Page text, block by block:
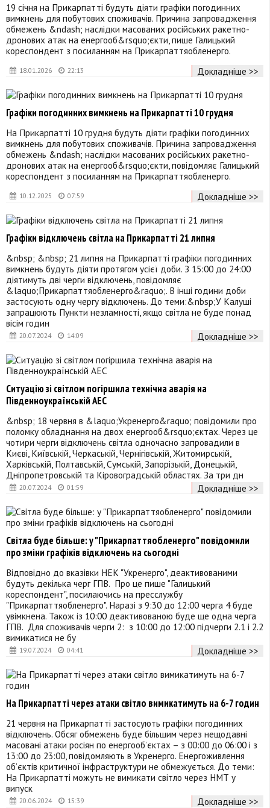
18.01.2026 22:13
19 січня на Прикарпатті будуть діяти графіки погодинних
вимкнень для побутових споживачів. Причина запровадження
обмежень &ndash; наслідки масованих російських ракетно-
дронових атак на енергооб&rsquo;єкти, пише Галицький
кореспондент з посиланням на Прикарпаттяобленерго.
Докладніше >>
10.12.2025 07:59
Графіки погодинних вимкнень на Прикарпатті 10 грудня
На Прикарпатті 10 грудня будуть діяти графіки погодинних
вимкнень для побутових споживачів. Причина запровадження
обмежень &ndash; наслідки масованих російських ракетно-
дронових атак на енергооб&rsquo;єкти, повідомляє Галицький
кореспондент з посиланням на Прикарпаттяобленерго.
Докладніше >>
20.07.2024 14:09
Графіки відключень світла на Прикарпатті 21 липня
&nbsp; &nbsp; 21 липня на Прикарпатті графіки погодинних
вимкнень будуть діяти протягом усієї доби. З 15:00 до 24:00
діятимуть дві черги відключень, повідомляє
&laquo;Прикарпаттяобленерго&raquo;. В інші години доби
застосують одну чергу відключень. До теми:&nbsp;У Калуші
запрацюють Пункти незламності, якщо світла не буде понад
вісім годин
Докладніше >>
20.07.2024 01:59
Ситуацію зі світлом погіршила технічна аварія на
Південноукраїнській АЕС
&nbsp; 18 червня в &laquo;Укренерго&raquo; повідомили про
поломку обладнання на двох енергооб&rsquo;єктах. Через це
чотири черги відключень світла одночасно запровадили в
Києві, Київській, Черкаській, Чернігівській, Житомирській,
Харківській, Полтавській, Сумській, Запорізькій, Донецькій,
Дніпропетровській та Кіровоградській областях. За три дн
Докладніше >>
19.07.2024 04:41
Світла буде більше: у "Прикарпаттяобленерго" повідомили
про зміни графіків відключень на сьогодні
Відповідно до вказівки НЕК "Укренерго", деактивованими
будуть декілька черг ГПВ. Про це пише "Галицький
кореспондент", посилаючись на пресслужбу
"Прикарпаттяобленерго". Наразі з 9:30 до 12:00 черга 4 буде
увімкнена. Також із 10:00 деактивованою буде ще одна черга
ГПВ. Для споживачів черги 2: з 10:00 до 12:00 підчерги 2.1 і 2.2
вимикатися не бу
Докладніше >>
20.06.2024 15:39
На Прикарпатті через атаки світло вимикатимуть на 6-7 годин
21 червня на Прикарпатті застосують графіки погодинних
відключень. Обсяг обмежень буде більшим через нещодавні
масовані атаки росіян по енергооб’єктах – з 00:00 до 06:00 і з
13:00 до 23:00, повідомляють в Укренерго. Енергоживлення
об’єктів критичної інфраструктури не обмежується. До теми:
На Прикарпатті можуть не вимикати світло через НМТ у
випуск
Докладніше >>